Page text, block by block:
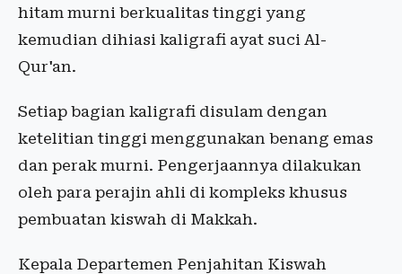
hitam murni berkualitas tinggi yang
kemudian dihiasi kaligrafi ayat suci Al-
Qur'an.
Setiap bagian kaligrafi disulam dengan
ketelitian tinggi menggunakan benang emas
dan perak murni. Pengerjaannya dilakukan
oleh para perajin ahli di kompleks khusus
pembuatan kiswah di Makkah.
Kepala Departemen Penjahitan Kiswah